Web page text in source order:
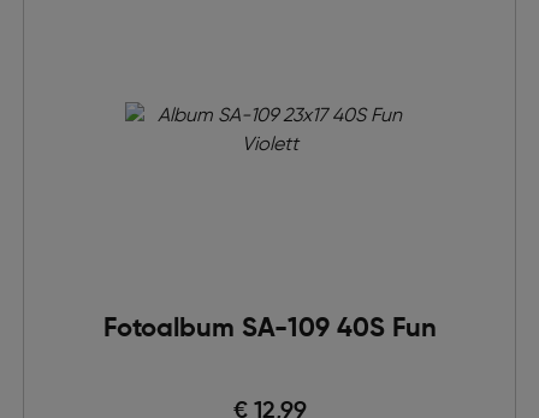
Fotoalbum SA-109 40S Fun
€ 12,99